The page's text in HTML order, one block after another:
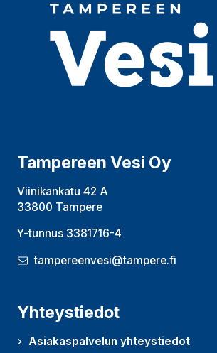
Tampereen Vesi Oy
Viinikankatu 42 A
33800 Tampere
Y-tunnus 3381716-4
tampereenvesi@tampere.fi
Yhteystiedot
Asiakaspalvelun yhteystiedot